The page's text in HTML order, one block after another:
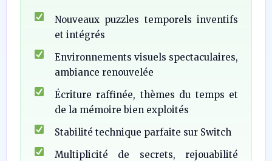
Nouveaux puzzles temporels inventifs
et intégrés
Environnements visuels spectaculaires,
ambiance renouvelée
Écriture raffinée, thèmes du temps et
de la mémoire bien exploités
Stabilité technique parfaite sur Switch
Multiplicité de secrets, rejouabilité